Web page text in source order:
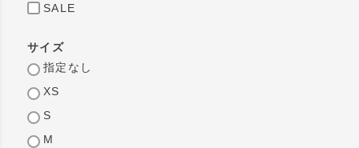
SALE
サイズ
指定なし
XS
S
M